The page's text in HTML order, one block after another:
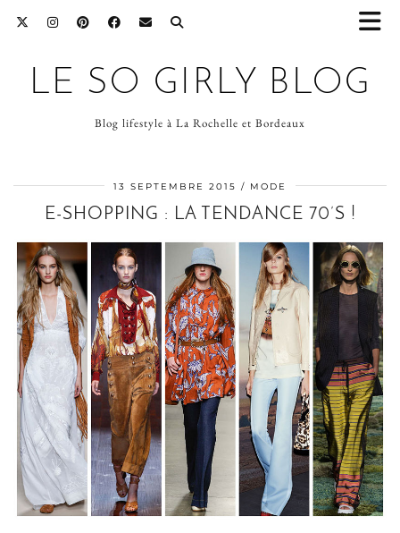
LE SO GIRLY BLOG
Blog lifestyle à La Rochelle et Bordeaux
13 SEPTEMBRE 2015 MODE
E-SHOPPING : LA TENDANCE 70’S !